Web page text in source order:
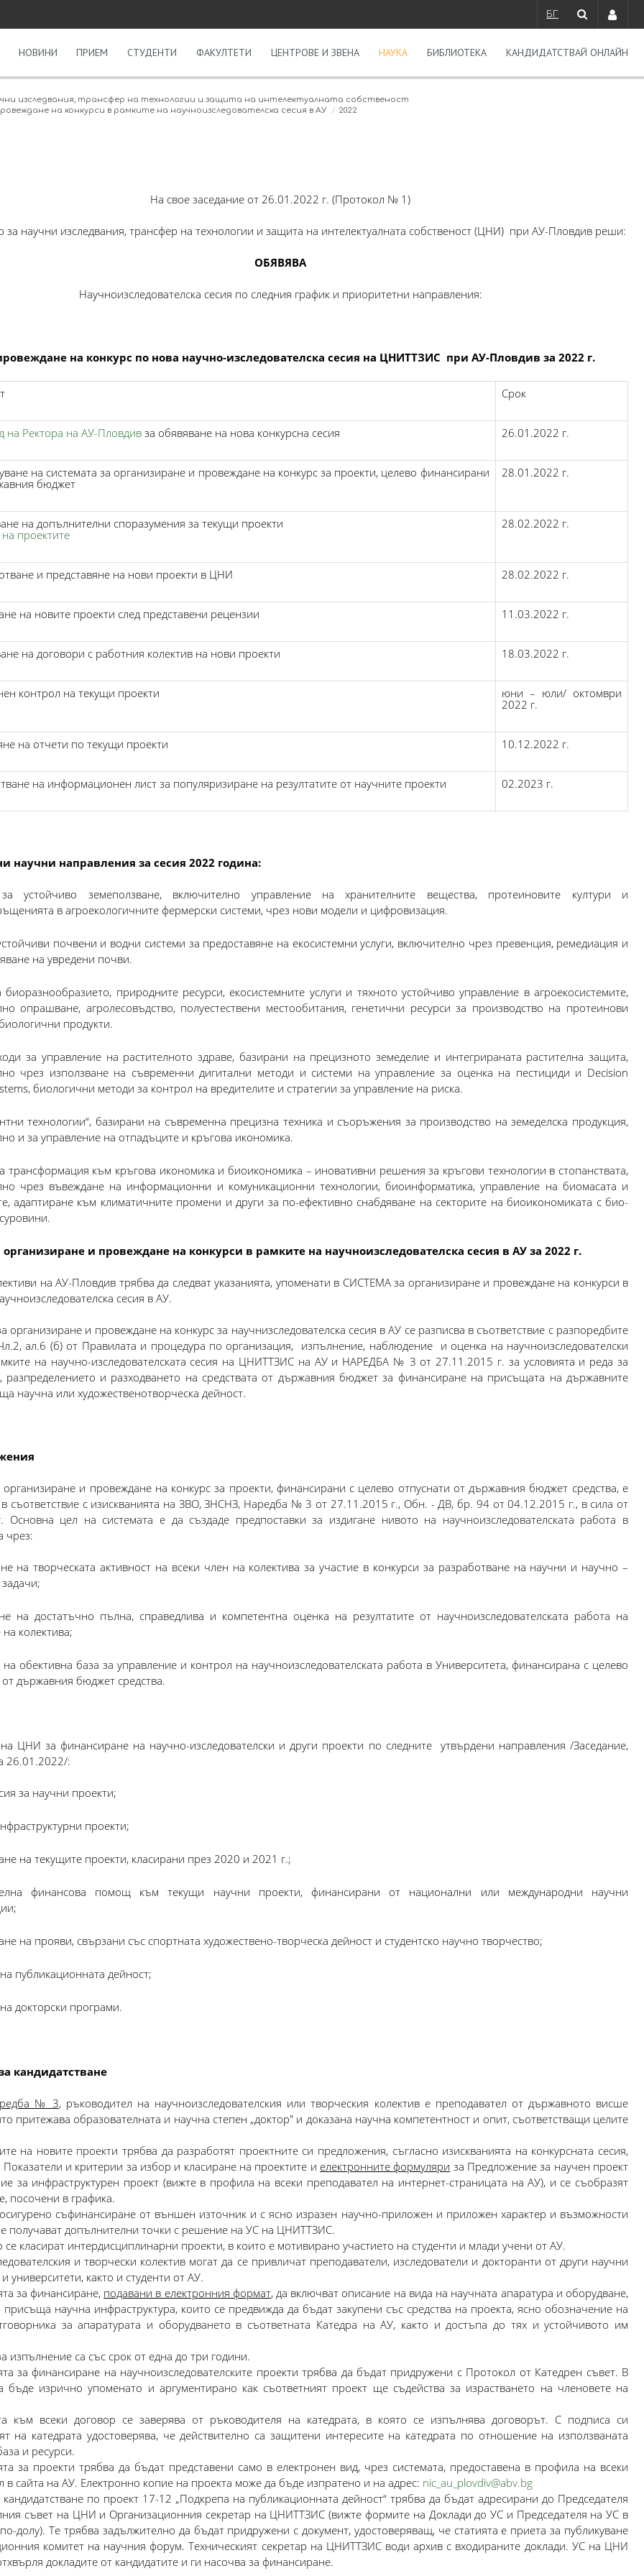
БГ
НОВИНИ ПРИЕМ СТУДЕНТИ ФАКУЛТЕТИ ЦЕНТРОВЕ И ЗВЕНА НАУКА БИБЛИОТЕКА КАНДИДАТСТВАЙ ОНЛАЙН
изследвания, трансфер на технологии и защита на интелектуалната собственост
на конкурси в рамките на научноизследователска сесия в АУ
2022
На свое заседание от 26.01.2022 г. (Протокол № 1)
за научни изследвания, трансфер на технологии и защита на интелектуалната собственост (ЦНИ) при АУ-Пловдив реши:
ОБЯВЯВА
Научноизследователска сесия по следния график и приоритетни направления:
на конкурс по нова научно-изследователска сесия на ЦНИТТЗИС при АУ-Пловдив за 2022 г.
Срок
на Ректора на АУ-Пловдивза обявяване на нова конкурсна сесия 26.01.2022 г.
на системата за организиране и провеждане на конкурс за проекти, целево финансирани
бюджет
28.01.2022 г.
на допълнителни споразумения за текущи проекти
проектите
28.02.2022 г.
и представяне на нови проекти в ЦНИ 28.02.2022 г.
на новите проекти след представени рецензии 11.03.2022 г.
на договори с работния колектив на нови проекти 18.03.2022 г.
контрол на текущи проекти
юни – юли/ октомври
2022 г.
на отчети по текущи проекти 10.12.2022 г.
на информационен лист за популяризиране на резултатите от научните проекти 02.2023 г.
научни направления за сесия 2022 година:
устойчиво земеползване, включително управление на хранителните вещества, протеиновите култури и
в агроекологичните фермерски системи, чрез нови модели и цифровизация.
почвени и водни системи за предоставяне на екосистемни услуги, включително чрез превенция, ремедиация и
на увредени почви.
природните ресурси, екосистемните услуги и тяхното устойчиво управление в агроекосистемите,
опрашване, агролесовъдство, полуестествени местообитания, генетични ресурси за производство на протеинови
продукти.
за управление на растителното здраве, базирани на прецизното земеделие и интегрираната растителна защита,
чрез използване на съвременни дигитални методи и системи на управление за оценка на пестициди и Decision
биологични методи за контрол на вредителите и стратегии за управление на риска.
технологии“, базирани на съвременна прецизна техника и съоръжения за производство на земеделска продукция,
и за управление на отпадъците и кръгова икономика.
трансформация към кръгова икономика и биоикономика – иновативни решения за кръгови технологии в стопанствата,
чрез въвеждане на информационни и комуникационни технологии, биоинформатика, управление на биомасата и
адаптиране към климатичните промени и други за по-ефективно снабдяване на секторите на биоикономиката с био-
и провеждане на конкурси в рамките на научноизследователска сесия в АУ за 2022 г.
на АУ-Пловдив трябва да следват указанията, упоменати в СИСТЕМА за организиране и провеждане на конкурси в
сесия в АУ.
организиране и провеждане на конкурс за научнизследователска сесия в АУ се разписва в съответствие с разпоредбите
ал.6 (б) от Правилата и процедура по организация, изпълнение, наблюдение и оценка на научноизследователски
на научно-изследователската сесия на ЦНИТТЗИС на АУ и НАРЕДБА № 3 от 27.11.2015 г. за условията и реда за
разпределението и разходването на средствата от държавния бюджет за финансиране на присъщата на държавните
научна или художественотворческа дейност.
организиране и провеждане на конкурс за проекти, финансирани с целево отпуснати от държавния бюджет средства, е
в съответствие с изискванията на ЗВО, ЗНСНЗ, Наредба № 3 от 27.11.2015 г., Обн. - ДВ, бр. 94 от 04.12.2015 г., в сила от
Основна цел на системата е да създаде предпоставки за издигане нивото на научноизследователската работа в
чрез:
на творческата активност на всеки член на колектива за участие в конкурси за разработване на научни и научно –
на достатъчно пълна, справедлива и компетентна оценка на резултатите от научноизследователската работа на
колектива;
на обективна база за управление и контрол на научноизследователската работа в Университета, финансирана с целево
от държавния бюджет средства.
ЦНИ за финансиране на научно-изследователски и други проекти по следните утвърдени направления /Заседание,
26.01.2022/:
за научни проекти;
проекти;
на текущите проекти, класирани през 2020 и 2021 г.;
финансова помощ към текущи научни проекти, финансирани от национални или международни научни
на прояви, свързани със спортната художествено-творческа дейност и студентско научно творчество;
публикационната дейност;
докторски програми.
кандидатстване
№ 3,ръководител на научноизследователския или творческия колектив е преподавател от държавното висше
притежава образователната и научна степен „доктор" и доказана научна компетентност и опит, съответстващи целите
на новите проекти трябва да разработят проектните си предложения, съгласно изискванията на конкурсната сесия,
и критерии за избор и класиране на проектите и електронните формуляри за Предложение за научен проект
за инфраструктурен проект (вижте в профила на всеки преподавател на интернет-страницата на АУ), и се съобразят
посочени в графика.
съфинансиране от външен източник и с ясно изразен научно-приложен и приложен характер и възможности
получават допълнителни точки с решение на УС на ЦНИТТЗИС.
се класират интердисциплинарни проекти, в които е мотивирано участието на студенти и млади учени от АУ.
и творчески колектив могат да се привличат преподаватели, изследователи и докторанти от други научни
университети, както и студенти от АУ.
за финансиране, подавани в електронния формат, да включват описание на вида на научната апаратура и оборудване,
присъща научна инфраструктура, които се предвижда да бъдат закупени със средства на проекта, ясно обозначение на
за апаратурата и оборудването в съответната Катедра на АУ, както и достъпа до тях и устойчивото им
изпълнение са със срок от една до три години.
за финансиране на научноизследователските проекти трябва да бъдат придружени с Протокол от Катедрен съвет. В
бъде изрично упоменато и аргументирано как съответният проект ще съдейства за израстването на членовете на
към всеки договор се заверява от ръководителя на катедрата, в която се изпълнява договорът. С подписа си
на катедрата удостоверява, че действително са защитени интересите на катедрата по отношение на използваната
и ресурси.
за проекти трябва да бъдат представени само в електронен вид, чрез системата, предоставена в профила на всеки
в сайта на АУ. Електронно копие на проекта може да бъде изпратено и на адрес: nic_au_plovdiv@abv.bg
кандидатстване по проект 17-12 „Подкрепа на публикационната дейност“ трябва да бъдат адресирани до Председателя
съвет на ЦНИ и Организационния секретар на ЦНИТТЗИС (вижте формите на Доклади до УС и Председателя на УС в
долу). Те трябва задължително да бъдат придружени с документ, удостоверяващ, че статията е приета за публикуване
комитет на научния форум. Техническият секретар на ЦНИТТЗИС води архив с входираните доклади. УС на ЦНИ
докладите от кандидатите и ги насочва за финансиране.